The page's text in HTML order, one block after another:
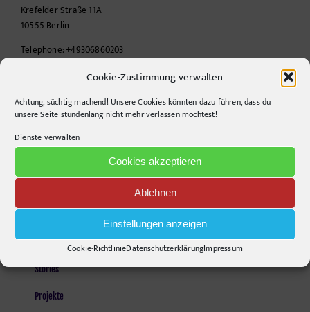
Cookie-Zustimmung verwalten
Achtung, süchtig machend! Unsere Cookies könnten dazu führen, dass du
unsere Seite stundenlang nicht mehr verlassen möchtest!
Dienste verwalten
Cookies akzeptieren
Ablehnen
Einstellungen anzeigen
Cookie-RichtlinieDatenschutzerklärungImpressum
Krefelder Straße 11A
10555 Berlin
Telephone:+49306860203
Monday - Friday, 9am - 6pm
Agentur
Stories
Projekte